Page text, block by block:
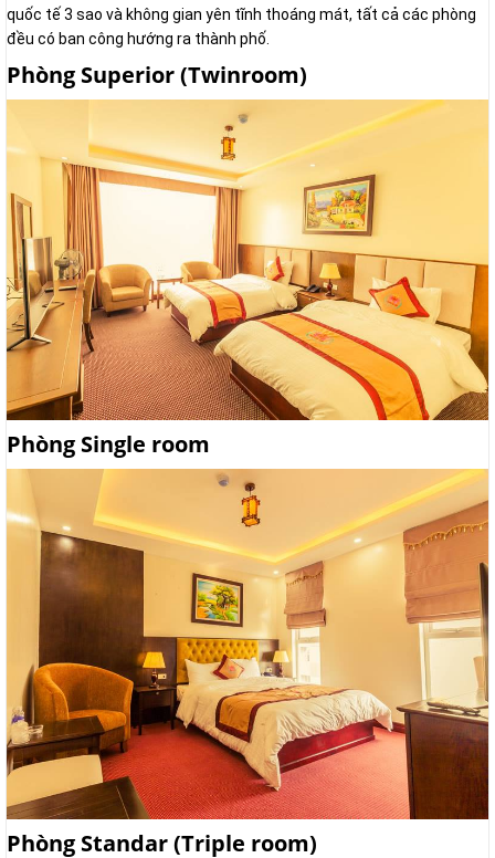
quốc tế 3 sao và không gian yên tĩnh thoáng mát, tất cả các phòng
đều có ban công hướng ra thành phố.
Phòng Superior (Twinroom)
Phòng Single room
Phòng Standar (Triple room)